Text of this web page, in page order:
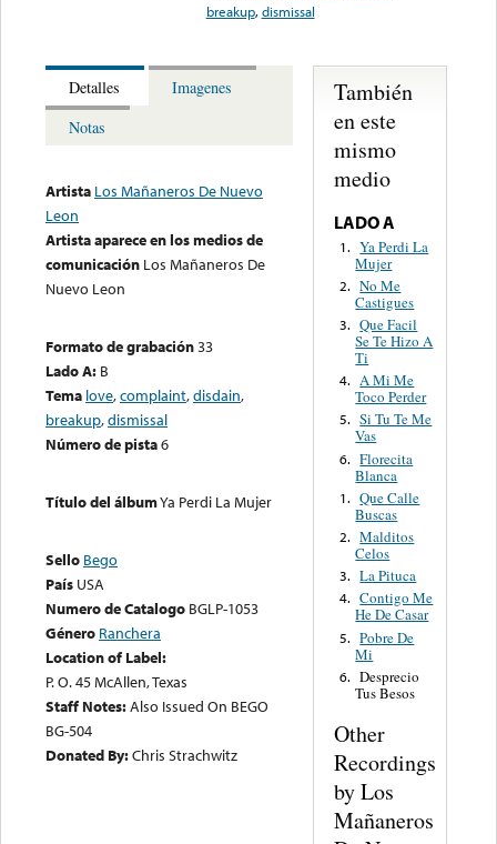
breakup,dismissal
Detalles
Imagenes
Notas
Artista Los Mañaneros De Nuevo
Leon
Artista aparece en los medios de
comunicación Los Mañaneros De
Nuevo Leon
Formato de grabación33
Lado A: B
Tema love,complaint,disdain,
breakup,dismissal
Número de pista6
Título del álbumYa Perdi La Mujer
Sello Bego
País USA
Numero de Catalogo BGLP-1053
Género Ranchera
Location of Label:
P. O. 45 McAllen, Texas
Staff Notes:Also Issued On BEGO
BG-504
Donated By:Chris Strachwitz
También
en este
mismo
medio
LADO A
1. Ya Perdi La
Mujer
2. No Me
Castigues
3. Que Facil
Se Te Hizo A
Ti
4. A Mi Me
Toco Perder
5. Si Tu Te Me
Vas
6. Florecita
Blanca
1. Que Calle
Buscas
2. Malditos
Celos
3. La Pituca
4. Contigo Me
He De Casar
5. Pobre De
Mi
6. Desprecio
Tus Besos
Other
Recordings
by Los
Mañaneros